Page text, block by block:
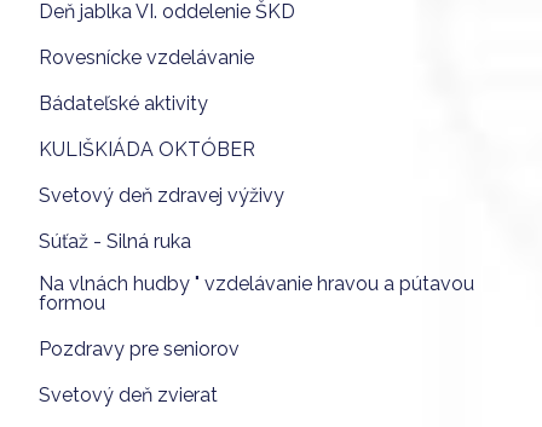
Deň jablka VI. oddelenie ŠKD
Rovesnícke vzdelávanie
Bádateľské aktivity
KULIŠKIÁDA OKTÓBER
Svetový deň zdravej výživy
Súťaž - Silná ruka
Na vlnách hudby " vzdelávanie hravou a pútavou
formou
Pozdravy pre seniorov
Svetový deň zvierat